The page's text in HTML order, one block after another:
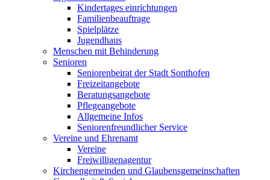
Kindertages einrichtungen
Familienbeauftrage
Spielplätze
Jugendhaus
Menschen mit Behinderung
Senioren
Seniorenbeirat der Stadt Sonthofen
Freizeitangebote
Beratungsangebote
Pflegeangebote
Allgemeine Infos
Seniorenfreundlicher Service
Vereine und Ehrenamt
Vereine
Freiwilligenagentur
Kirchengemeinden und Glaubensgemeinschaften